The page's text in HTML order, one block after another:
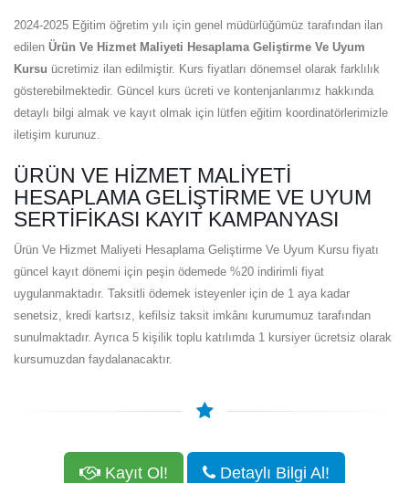
2024-2025 Eğitim öğretim yılı için genel müdürlüğümüz tarafından ilan
edilen Ürün Ve Hizmet Maliyeti Hesaplama Geliştirme Ve Uyum
Kursu ücretimiz ilan edilmiştir. Kurs fiyatları dönemsel olarak farklılık
gösterebilmektedir. Güncel kurs ücreti ve kontenjanlarımız hakkında
detaylı bilgi almak ve kayıt olmak için lütfen eğitim koordinatörlerimizle
iletişim kurunuz.
ÜRÜN VE HIZMET MALIYETI
HESAPLAMA GELIŞTIRME VE UYUM
SERTIFIKASI KAYIT KAMPANYASI
Ürün Ve Hizmet Maliyeti Hesaplama Geliştirme Ve Uyum Kursu fiyatı
güncel kayıt dönemi için peşin ödemede %20 indirimli fiyat
uygulanmaktadır. Taksitli ödemek isteyenler için de 1 aya kadar
senetsiz, kredi kartsız, kefilsiz taksit imkânı kurumumuz tarafından
sunulmaktadır. Ayrıca 5 kişilik toplu katılımda 1 kursiyer ücretsiz olarak
kursumuzdan faydalanacaktır.
Kayıt Ol! Detaylı Bilgi Al!